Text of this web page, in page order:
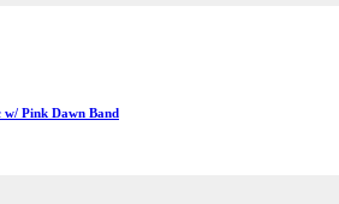
Pink Dawn Band